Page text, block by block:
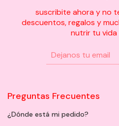
suscribite ahora y no
descuentos, regalos y
nutrir tu vida
Preguntas Frecuentes
¿Dónde está mi pedido?